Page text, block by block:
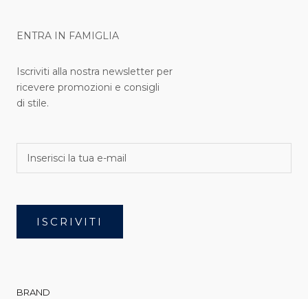
ENTRA IN FAMIGLIA
Iscriviti alla nostra newsletter per
ricevere promozioni e consigli
di stile.
ISCRIVITI
BRAND